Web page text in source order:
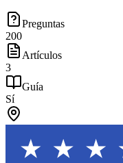
Preguntas
200
Artículos
3
Guía
Sí